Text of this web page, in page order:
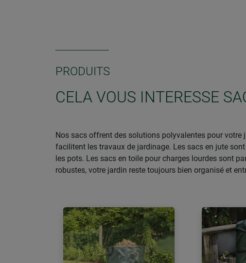
PRODUITS
CELA VOUS INTERESSE
Nos sacs offrent des solutions polyvalentes pour
facilitent les travaux de jardinage. Les sacs en jute
les pots. Les sacs en toile pour charges lourdes sont
robustes, votre jardin reste toujours bien organisé et